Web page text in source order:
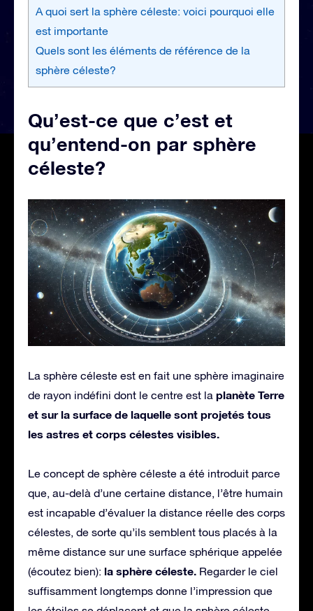
A quoi sert la sphère céleste: voici pourquoi elle
est importante
Quels sont les éléments de référence de la
sphère céleste?
Qu’est-ce que c’est et
qu’entend-on par sphère
céleste?
La sphère céleste est en fait une sphère imaginaire
de rayon indéfini dont le centre est la planète Terre
et sur la surface de laquelle sont projetés tous
les astres et corps célestes visibles.
Le concept de sphère céleste a été introduit parce
que, au-delà d’une certaine distance, l’être humain
est incapable d’évaluer la distance réelle des corps
célestes, de sorte qu’ils semblent tous placés à la
même distance sur une surface sphérique appelée
(écoutez bien): la sphère céleste. Regarder le ciel
suffisamment longtemps donne l’impression que